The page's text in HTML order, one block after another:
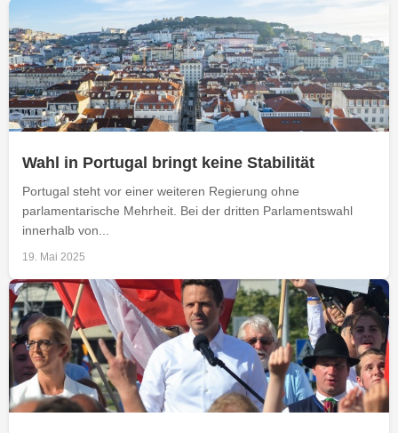
Wahl in Portugal bringt keine Stabilität
Portugal steht vor einer weiteren Regierung ohne
parlamentarische Mehrheit. Bei der dritten Parlamentswahl
innerhalb von...
19. Mai 2025